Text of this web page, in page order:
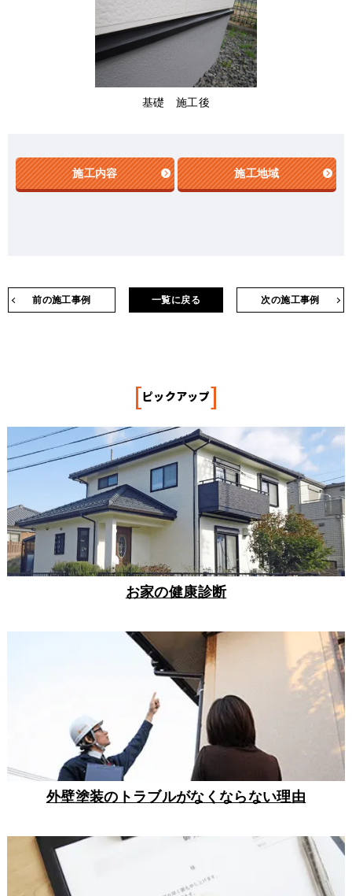
基礎 施工後
施工内容 施工地域
前の施工事例 次の施工事例
一覧に戻る
[ピックアップ]
お家の健康診断
外壁塗装のトラブルがなくならない理由